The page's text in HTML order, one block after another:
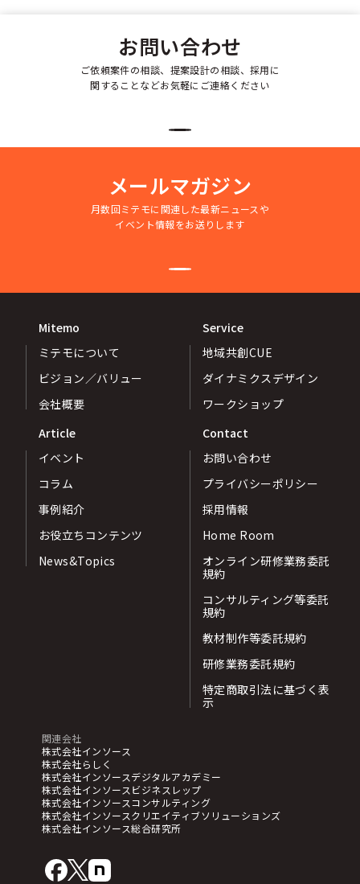
お問い合わせ
ご依頼案件の相談、提案設計の相談、採用に
関することなどお気軽にご連絡ください
メールマガジン
月数回ミテモに関連した最新ニュースや
イベント情報をお送りします
Mitemo
ミテモについて
ビジョン／バリュー
会社概要
Service
地域共創CUE
ダイナミクスデザイン
ワークショップ
Article
イベント
コラム
事例紹介
お役立ちコンテンツ
News&Topics
Contact
お問い合わせ
プライバシーポリシー
採用情報
Home Room
オンライン研修業務委託
規約
コンサルティング等委託
規約
教材制作等委託規約
研修業務委託規約
特定商取引法に基づく表
示
関連会社
株式会社インソース
株式会社らしく
株式会社インソースデジタルアカデミー
株式会社インソースビジネスレップ
株式会社インソースコンサルティング
株式会社インソースクリエイティブソリューションズ
株式会社インソース総合研究所